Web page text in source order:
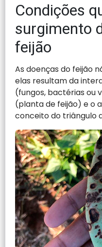
Condições
surgimento
feijão
As doenças do feijão
elas resultam da
(fungos, bactérias ou
(planta de feijão) e o
conceito do triângulo